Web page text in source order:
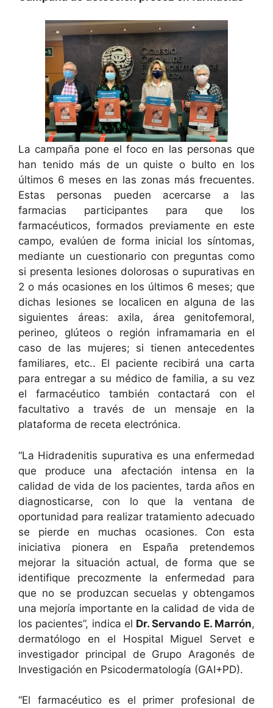
La campaña pone el foco en las personas que
han tenido más de un quiste o bulto en los
últimos 6 meses en las zonas más frecuentes.
Estas personas pueden acercarse a las
farmacias participantes para que los
farmacéuticos, formados previamente en este
campo, evalúen de forma inicial los síntomas,
mediante un cuestionario con preguntas como
si presenta lesiones dolorosas o supurativas en
2 o más ocasiones en los últimos 6 meses; que
dichas lesiones se localicen en alguna de las
siguientes áreas: axila, área genitofemoral,
perineo, glúteos o región inframamaria en el
caso de las mujeres; si tienen antecedentes
familiares, etc.. El paciente recibirá una carta
para entregar a su médico de familia, a su vez
el farmacéutico también contactará con el
facultativo a través de un mensaje en la
plataforma de receta electrónica.
“La Hidradenitis supurativa es una enfermedad
que produce una afectación intensa en la
calidad de vida de los pacientes, tarda años en
diagnosticarse, con lo que la ventana de
oportunidad para realizar tratamiento adecuado
se pierde en muchas ocasiones. Con esta
iniciativa pionera en España pretendemos
mejorar la situación actual, de forma que se
identifique precozmente la enfermedad para
que no se produzcan secuelas y obtengamos
una mejoría importante en la calidad de vida de
los pacientes”, indica el Dr. Servando E. Marrón,
dermatólogo en el Hospital Miguel Servet e
investigador principal de Grupo Aragonés de
Investigación en Psicodermatología (GAI+PD).
“El farmacéutico es el primer profesional de